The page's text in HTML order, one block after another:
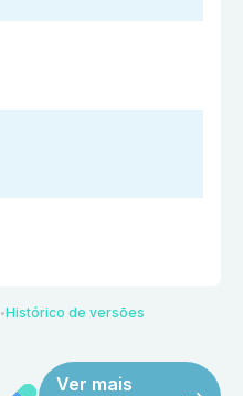
●Histórico de versões
Ver mais